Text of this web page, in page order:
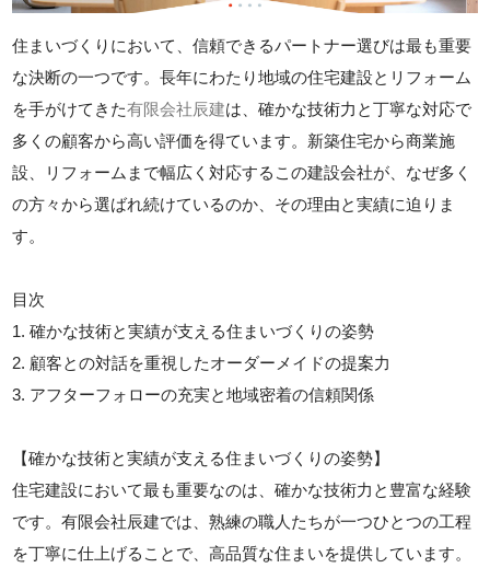
住まいづくりにおいて、信頼できるパートナー選びは最も重要
な決断の一つです。長年にわたり地域の住宅建設とリフォーム
を手がけてきた有限会社辰建は、確かな技術力と丁寧な対応で
多くの顧客から高い評価を得ています。新築住宅から商業施
設、リフォームまで幅広く対応するこの建設会社が、なぜ多く
の方々から選ばれ続けているのか、その理由と実績に迫りま
す。
目次
1. 確かな技術と実績が支える住まいづくりの姿勢
2. 顧客との対話を重視したオーダーメイドの提案力
3. アフターフォローの充実と地域密着の信頼関係
【確かな技術と実績が支える住まいづくりの姿勢】
住宅建設において最も重要なのは、確かな技術力と豊富な経験
です。有限会社辰建では、熟練の職人たちが一つひとつの工程
を丁寧に仕上げることで、高品質な住まいを提供しています。